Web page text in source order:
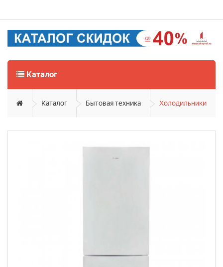
Каталог
Каталог Бытовая техника Холодильники